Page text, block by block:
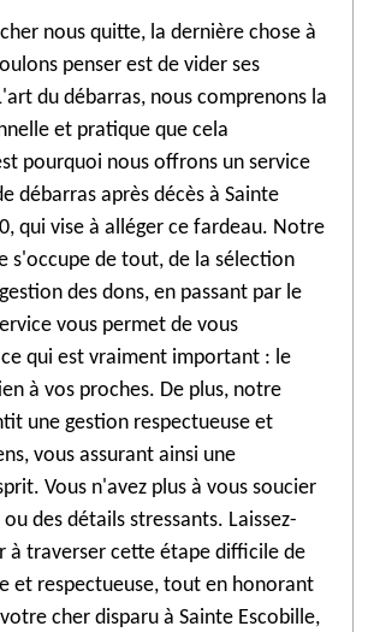
nous quitte, la dernière chose à
penser est de vider ses
du débarras, nous comprenons la
et pratique que cela
pourquoi nous offrons un service
débarras après décès à Sainte
qui vise à alléger ce fardeau. Notre
s'occupe de tout, de la sélection
des dons, en passant par le
vous permet de vous
qui est vraiment important : le
à vos proches. De plus, notre
une gestion respectueuse et
vous assurant ainsi une
Vous n'avez plus à vous soucier
des détails stressants. Laissez-
à traverser cette étape difficile de
et respectueuse, tout en honorant
cher disparu à Sainte Escobille,